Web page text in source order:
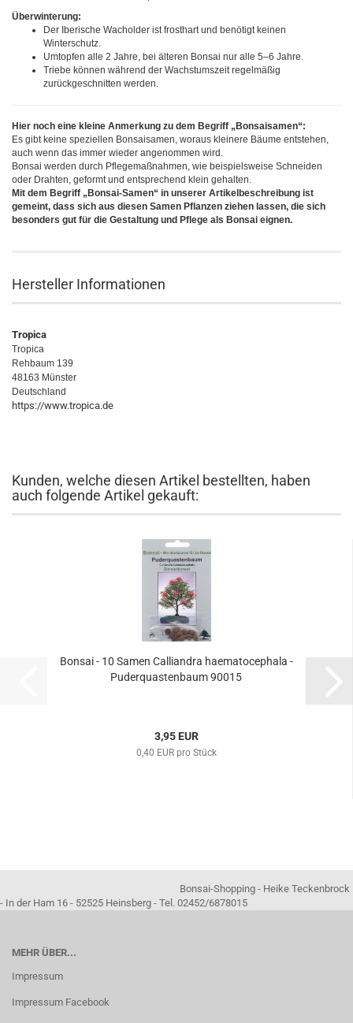
Überwinterung:
Der Iberische Wacholder ist frosthart und benötigt keinen
Winterschutz.
Umtopfen alle 2 Jahre, bei älteren Bonsai nur alle 5–6 Jahre.
Triebe können während der Wachstumszeit regelmäßig
zurückgeschnitten werden.
Hier noch eine kleine Anmerkung zu dem Begriff „Bonsaisamen“:
Es gibt keine speziellen Bonsaisamen, woraus kleinere Bäume entstehen,
auch wenn das immer wieder angenommen wird.
Bonsai werden durch Pflegemaßnahmen, wie beispielsweise Schneiden
oder Drahten, geformt und entsprechend klein gehalten.
Mit dem Begriff „Bonsai-Samen“ in unserer Artikelbeschreibung ist
gemeint, dass sich aus diesen Samen Pflanzen ziehen lassen, die sich
besonders gut für die Gestaltung und Pflege als Bonsai eignen.
Hersteller Informationen
Tropica
Tropica
Rehbaum 139
48163 Münster
Deutschland
https://www.tropica.de
Kunden, welche diesen Artikel bestellten, haben
auch folgende Artikel gekauft:
Bonsai - 10 Samen Calliandra haematocephala -
Puderquastenbaum 90015
3,95 EUR
0,40 EUR pro Stück
Bonsai-Shopping - Heike Teckenbrock
- In der Ham 16 - 52525 Heinsberg - Tel. 02452/6878015
MEHR ÜBER...
Impressum
Impressum Facebook